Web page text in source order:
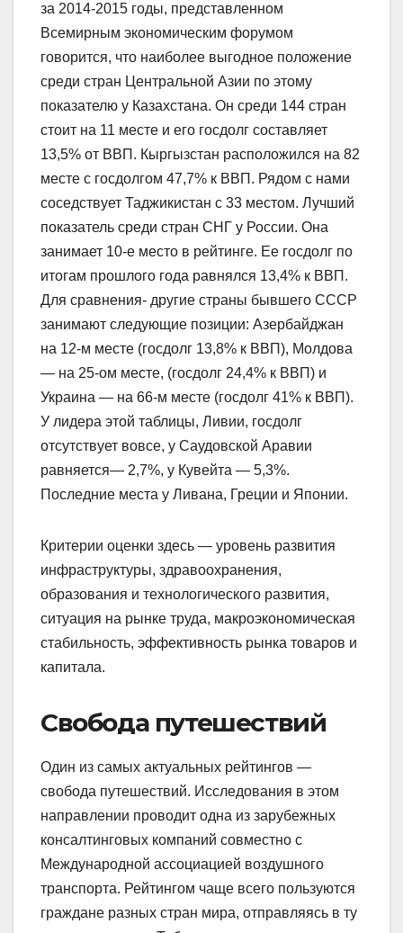
за 2014-2015 годы, представленном
Всемирным экономическим форумом
говорится, что наиболее выгод­ное положение
среди стран Центральной Азии по этому
показателю у Казахстана. Он среди 144 стран
стоит на 11 месте и его госдолг составляет
13,5% от ВВП. Кыргызстан расположился на 82
месте с госдолгом 47,7% к ВВП. Рядом с нами
соседствует Таджикистан с 33 местом. Лучший
показатель среди стран СНГ у России. Она
занимает 10-е место в рейтинге. Ее госдолг по
итогам прошлого года равнялся 13,4% к ВВП.
Для сравнения- другие страны бывшего СССР
занимают следующие позиции: Азербайджан
на 12-м месте (госдолг 13,8% к ВВП), Молдова
— на 25-ом месте, (госдолг 24,4% к ВВП) и
Украина — на 66-м месте (госдолг 41% к ВВП).
У лидера этой таблицы, Ливии, госдолг
отсутствует вовсе, у Саудовской Аравии
равняется— 2,7%, у Кувейта — 5,3%.
Последние места у Ливана, Греции и Японии.
Критерии оценки здесь — уровень развития
инфраструктуры, здравоохранения,
образования и технологического развития,
ситуация на рынке труда, макроэкономическая
стабильность, эффективность рынка товаров и
капитала.
Свобода путешествий
Один из самых актуальных рейтингов —
свобода путешествий. Исследования в этом
направлении проводит одна из зарубежных
консалтинговых компаний совместно с
Международной ассоциацией воздушного
транспорта. Рейтингом чаще всего пользуются
граждане разных стран мира, отправляясь в ту